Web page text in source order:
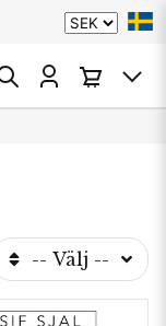
-- Välj --